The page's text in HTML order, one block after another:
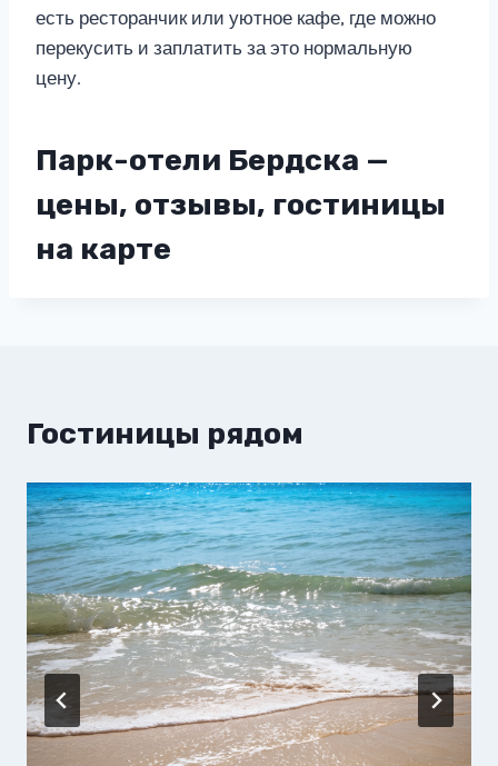
есть ресторанчик или уютное кафе, где можно
перекусить и заплатить за это нормальную
цену.
Парк-отели Бердска —
цены, отзывы, гостиницы
на карте
Гостиницы рядом